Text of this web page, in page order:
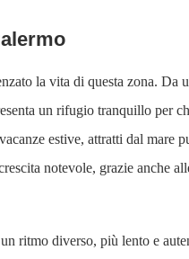
la vita di questa zona. Da
un rifugio tranquillo per
estive, attratti dal mare
notevole, grazie anche
ritmo diverso, più lento e